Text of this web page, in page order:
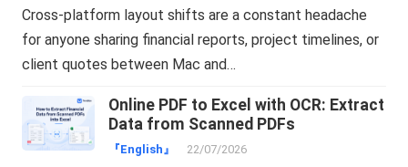
Cross-platform layout shifts are a constant headache
for anyone sharing financial reports, project timelines, or
client quotes between Mac and…
Online PDF to Excel with OCR: Extract
Data from Scanned PDFs
『English』 22/07/2026